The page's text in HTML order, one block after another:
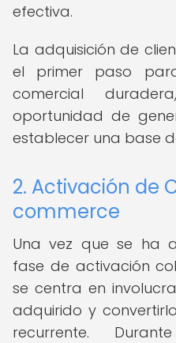
efectiva.
La adquisición de
el primer paso
comercial
oportunidad de
establecer una base
2. Activación de
commerce
Una vez que se ha
fase de activación
se centra en
adquirido y
recurrente.